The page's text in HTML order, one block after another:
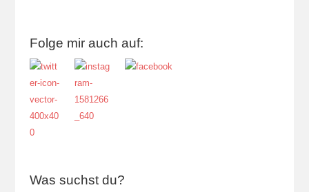
Folge mir auch auf:
Was suchst du?